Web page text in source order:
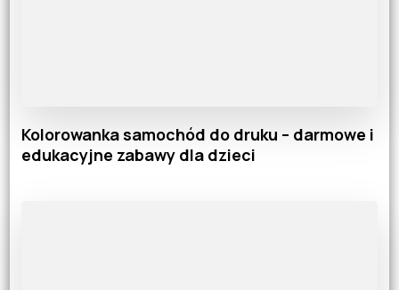
Kolorowanka samochód do druku – darmowe i
edukacyjne zabawy dla dzieci